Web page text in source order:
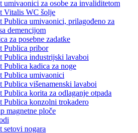
umivaonici za osobe za invaliditetom
Vitalis WC šolje
Publica umivaonici, prilagođeno za
demencijom
za posebne zadatke
Publica pribor
Publica industrijski lavaboi
Publica kadica za noge
Publica umivaonici
Publica višenamenski lavaboi
Publica korita za odlaganje otpada
Publica konzolni trokadero
magnetne ploče
setovi nogara